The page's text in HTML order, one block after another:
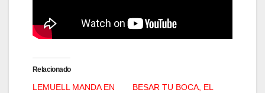
Relacionado
LEMUELL MANDA EN
BESAR TU BOCA, EL